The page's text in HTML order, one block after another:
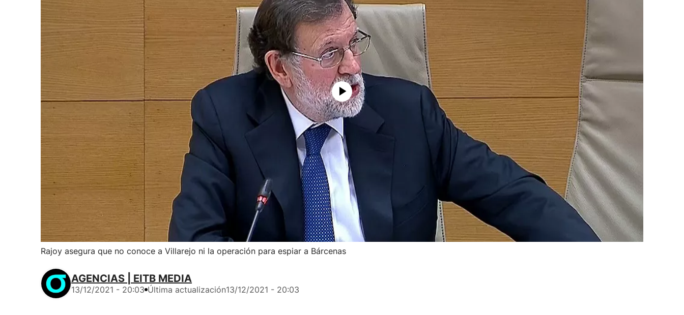
Rajoy asegura que no conoce a Villarejo ni la operación para espiar a Bárcenas
AGENCIAS | EITB MEDIA
13/12/2021 - 20:03 Última actualización13/12/2021 - 20:03